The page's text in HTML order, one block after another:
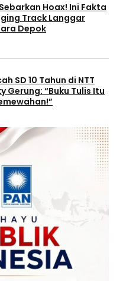
Hoax! Ini Fakta
Track Langgar
Depok
SD 10 Tahun di NTT
Gerung: “Buku Tulis Itu